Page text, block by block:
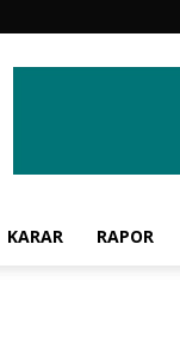
KARAR RAPOR